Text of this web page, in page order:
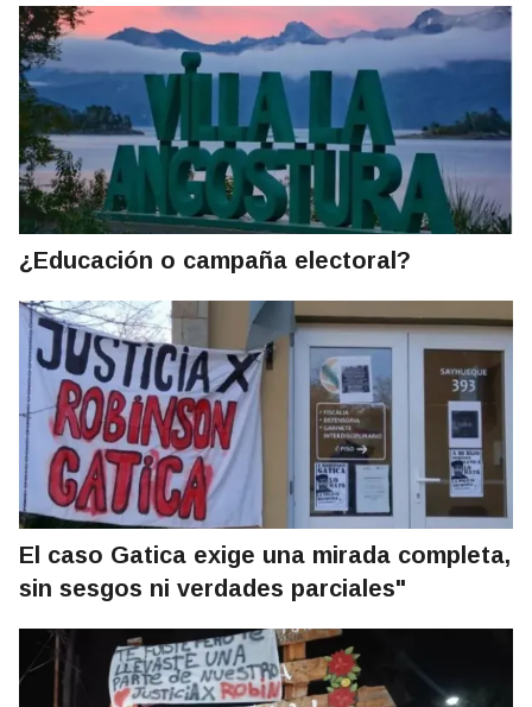
¿Educación o campaña electoral?
El caso Gatica exige una mirada completa,
sin sesgos ni verdades parciales"